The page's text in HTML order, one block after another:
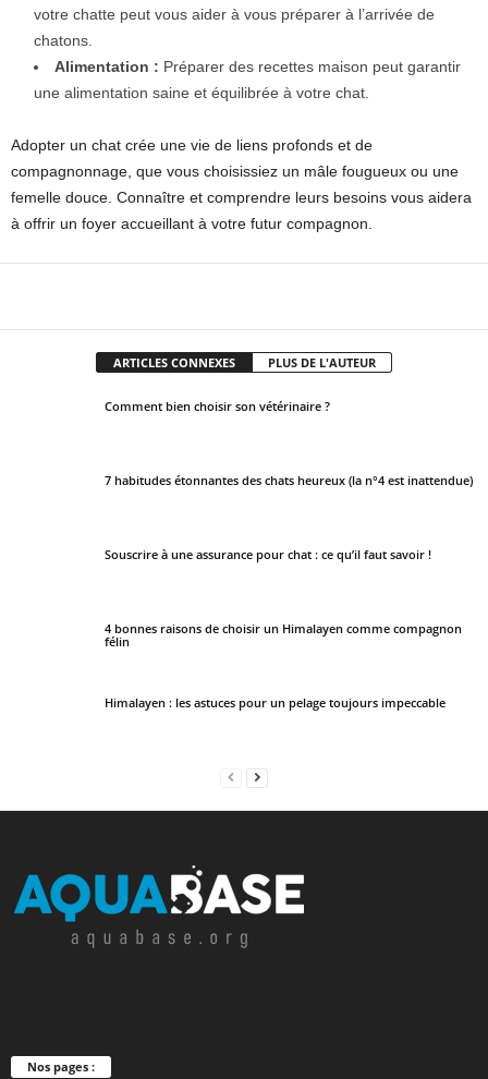
votre chatte peut vous aider à vous préparer à l’arrivée de
chatons.
Alimentation : Préparer des recettes maison peut garantir
une alimentation saine et équilibrée à votre chat.
Adopter un chat crée une vie de liens profonds et de
compagnonnage, que vous choisissiez un mâle fougueux ou une
femelle douce. Connaître et comprendre leurs besoins vous aidera
à offrir un foyer accueillant à votre futur compagnon.
ARTICLES CONNEXES PLUS DE L'AUTEUR
Comment bien choisir son vétérinaire ?
7 habitudes étonnantes des chats heureux (la n°4 est inattendue)
Souscrire à une assurance pour chat : ce qu’il faut savoir !
4 bonnes raisons de choisir un Himalayen comme compagnon
félin
Himalayen : les astuces pour un pelage toujours impeccable
Nos pages :